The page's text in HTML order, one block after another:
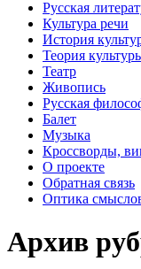
Русская
Культура речи
История
Теория
Театр
Живопись
Русская
Балет
Музыка
Кроссворды,
О проекте
Обратная связь
Оптика
Архив